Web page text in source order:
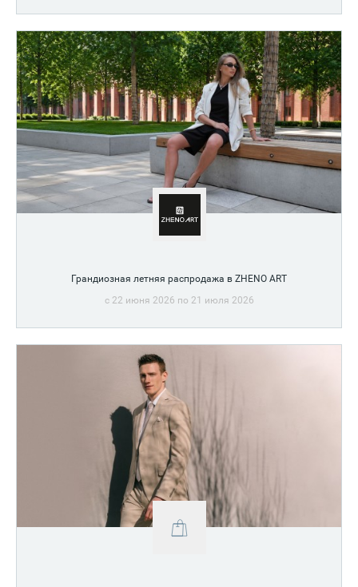
Грандиозная летняя распродажа в ZHENO ART
c 22 июня 2026 по 21 июля 2026